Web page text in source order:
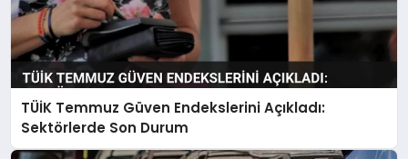
TÜİK Temmuz Güven Endekslerini Açıkladı:
Sektörlerde Son Durum